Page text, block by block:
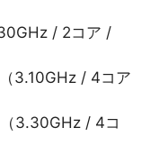
/ 2コア /
3.10GHz / 4コア
3.30GHz / 4コ